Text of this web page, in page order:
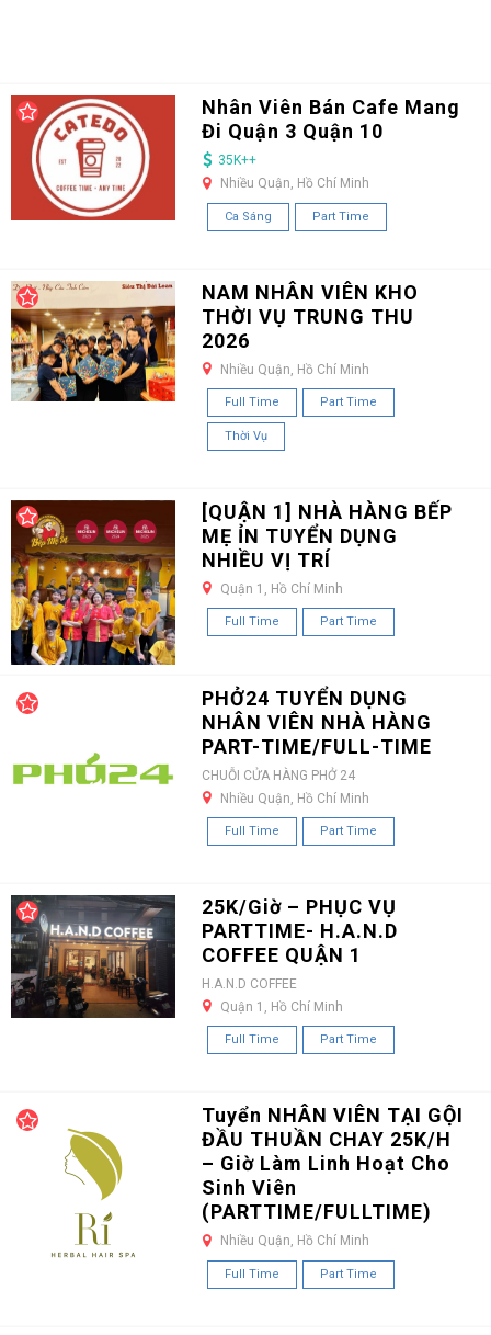
Nhân Viên Bán Cafe Mang
Đi Quận 3 Quận 10
35K++
Nhiều Quận, Hồ Chí Minh
Ca Sáng Part Time
NAM NHÂN VIÊN KHO
THỜI VỤ TRUNG THU
2026
Nhiều Quận, Hồ Chí Minh
Full Time Part Time
Thời Vụ
[QUẬN 1] NHÀ HÀNG BẾP
MẸ ỈN TUYỂN DỤNG
NHIỀU VỊ TRÍ
Quận 1, Hồ Chí Minh
Full Time Part Time
PHỞ24 TUYỂN DỤNG
NHÂN VIÊN NHÀ HÀNG
PART-TIME/FULL-TIME
CHUỖI CỬA HÀNG PHỞ 24
Nhiều Quận, Hồ Chí Minh
Full Time Part Time
25K/Giờ – PHỤC VỤ
PARTTIME- H.A.N.D
COFFEE QUẬN 1
H.A.N.D COFFEE
Quận 1, Hồ Chí Minh
Full Time Part Time
Tuyển NHÂN VIÊN TẠI GỘI
ĐẦU THUẦN CHAY 25K/H
– Giờ Làm Linh Hoạt Cho
Sinh Viên
(PARTTIME/FULLTIME)
Nhiều Quận, Hồ Chí Minh
Full Time Part Time